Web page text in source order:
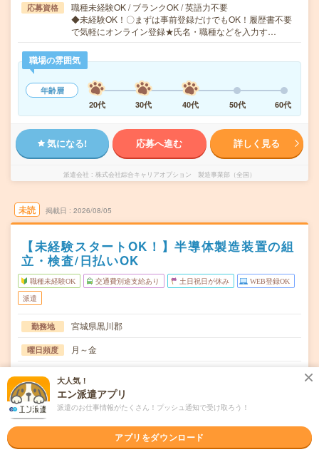
応募資格
職種未経験OK / ブランクOK / 英語力不要
◆未経験OK！〇まずは事前登録だけでもOK！履歴書不要
で気軽にオンライン登録★氏名・職種などを入力す…
職場の雰囲気
年齢層
20代
30代 40代 50代 60代
気になる! 応募へ進む 詳しく見る
派遣会社 株式会社綜合キャリアオプション 製造事業部（全国）
未読 掲載日 2026/08/05
【未経験スタートOK！】半導体製造装置の組
立・検査/日払いOK
職種未経験OK 交通費別途支給あり 土日祝日が休み WEB登録OK
派遣
勤務地 宮城県黒川郡
曜日頻度 月～金
期間 長期でお仕事できる方、大歓迎！
時給
大人気！
エン派遣アプリ
派遣のお仕事情報がたくさん！プッシュ通知で受け取ろう！
アプリをダウンロード